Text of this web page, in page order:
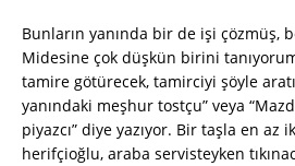
Bunların yanında bir de işi çözmüş,
Midesine çok düşkün birini
tamire götürecek, tamirciyi şöyle
yanındaki meşhur tostçu” veya
piyazcı” diye yazıyor. Bir taşla en az
herifçioğlu, araba servisteyken